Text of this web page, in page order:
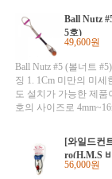
Ball Nutz
5호)
49,600원
Ball Nutz #5 (볼너트
징 1. 1Cm 미만의 미세
도 설치가 가능한 제품
호의 사이즈로
확보용 캠종류가 커버
설치하기 힘든 곳에 설
하고 특히, 등반중 설
리하게 디자인되어 신
[와일드컨
ro(H.M.S
56,000원